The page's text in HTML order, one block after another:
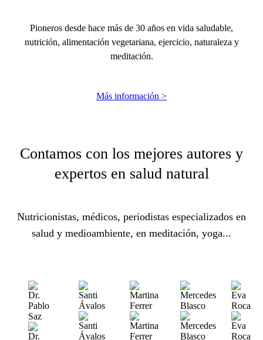
Pioneros desde hace más de 30 años en vida saludable,
nutrición, alimentación vegetariana, ejercicio, naturaleza y
meditación.
Más información >
Contamos con los mejores autores y
expertos en salud natural
Nutricionistas, médicos, periodistas especializados en
salud y medioambiente, en meditación, yoga...